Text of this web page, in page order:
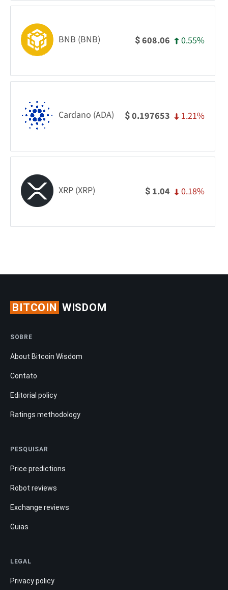
BNB (BNB) $608.06 0.55%
Cardano (ADA) $0.197653 1.21%
XRP (XRP) $ 1.04 0.18%
BITCOIN WISDOM
SOBRE
About Bitcoin Wisdom
Contato
Editorial policy
Ratings methodology
PESQUISAR
Price predictions
Robot reviews
Exchange reviews
Guias
LEGAL
Privacy policy